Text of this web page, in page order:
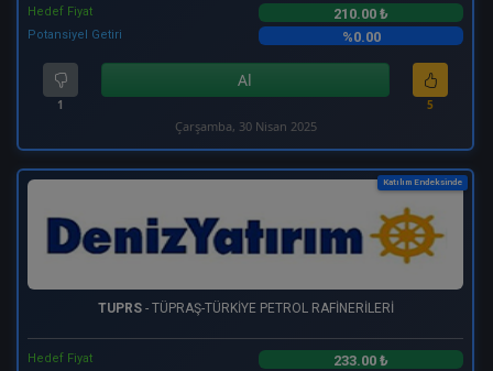
Hedef Fiyat 210.00 ₺
Potansiyel Getiri %0.00
1
Al
5
Çarşamba, 30 Nisan 2025
Katılım Endeksinde
TUPRS- TÜPRAŞ-TÜRKİYE PETROL RAFİNERİLERİ
Hedef Fiyat 233.00 ₺